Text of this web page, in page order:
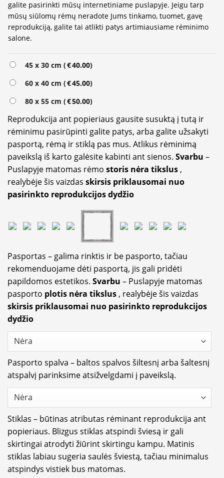
galite pasirinkti mūsų internetiniame puslapyje. Jeigu tarp
mūsų siūlomų rėmų neradote Jums tinkamo, tuomet, gavę
reprodukciją, galite tai atlikti patys artimiausiame rėminimo
salone.
45 x 30 cm (€40.00)
60 x 40 cm (€45.00)
80 x 55 cm (€50.00)
Reprodukcija ant popieriaus gausite susuktą į tutą ir
rėminimu pasirūpinti galite patys, arba galite užsakyti
pasportą, rėmą ir stiklą pas mus. Atlikus rėminimą
paveikslą iš karto galėsite kabinti ant sienos. Svarbu –
Puslapyje matomas rėmo storis nėra tikslus ,
realybėje šis vaizdas skirsis priklausomai nuo
pasirinkto reprodukcijos dydžio
Pasportas – galima rinktis ir be pasporto, tačiau
rekomenduojame dėti pasportą, jis gali pridėti
papildomos estetikos. Svarbu – Puslapyje matomas
pasporto plotis nėra tikslus , realybėje šis vaizdas
skirsis priklausomai nuo pasirinkto reprodukcijos
dydžio
Pasporto spalva – baltos spalvos šiltesnį arba šaltesnį
atspalvį parinksime atsižvelgdami į paveikslą.
Stiklas – būtinas atributas rėminant reprodukcija ant
popieriaus. Blizgus stiklas atspindi šviesą ir gali
skirtingai atrodyti žiūrint skirtingu kampu. Matinis
stiklas labiau sugeria saulės šviestą, tačiau minimalus
atspindys vistiek bus matomas.